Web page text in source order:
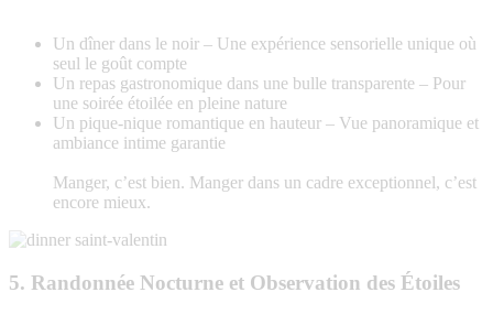
Un dîner dans le noir – Une expérience sensorielle unique où
seul le goût compte
Un repas gastronomique dans une bulle transparente – Pour
une soirée étoilée en pleine nature
Un pique-nique romantique en hauteur – Vue panoramique et
ambiance intime garantie
Manger, c’est bien. Manger dans un cadre exceptionnel, c’est
encore mieux.
5. Randonnée Nocturne et Observation des Étoiles